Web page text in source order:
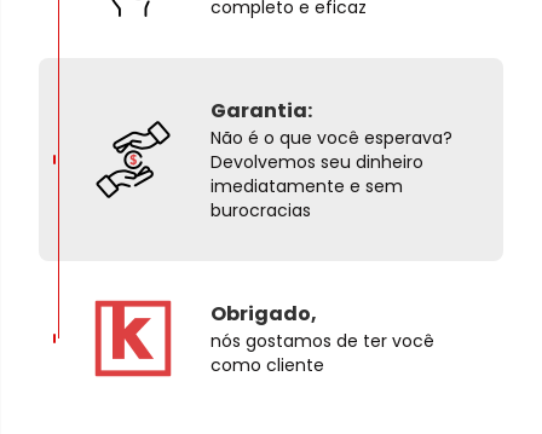
completo e eficaz
Garantia:
Não é o que você esperava?
Devolvemos seu dinheiro
imediatamente e sem
burocracias
Obrigado,
nós gostamos de ter você
como cliente